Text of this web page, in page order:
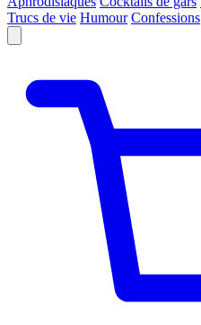
Trucs de vie Humour Confessions